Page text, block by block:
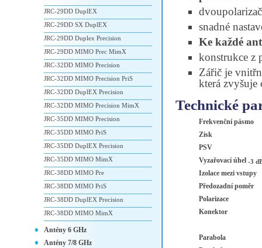
snadné
Ke každé
konstrukce z
Zářič je
která
Technické
Frekvenční pásmo
Zisk
PSV
Vyzařovací úhel -3
Izolace mezi vstupy
Předozadní poměr
Polarizace
Konektor
Parabola
JRC-29DD DuplEX
JRC-29DD SX DuplEX
JRC-29DD Duplex Precision
JRC-29DD MIMO Prec MimX
JRC-32DD MIMO Precision
JRC-32DD MIMO Precision PriS
JRC-32DD DuplEX Precision
JRC-32DD MIMO Precision MimX
JRC-35DD MIMO Precision
JRC-35DD MIMO PriS
JRC-35DD DuplEX Precision
JRC-35DD MIMO MimX
JRC-38DD MIMO Pre
JRC-38DD MIMO PriS
JRC-38DD DuplEX Precision
JRC-38DD MIMO MimX
Antény 6 GHz
Antény 7/8 GHz